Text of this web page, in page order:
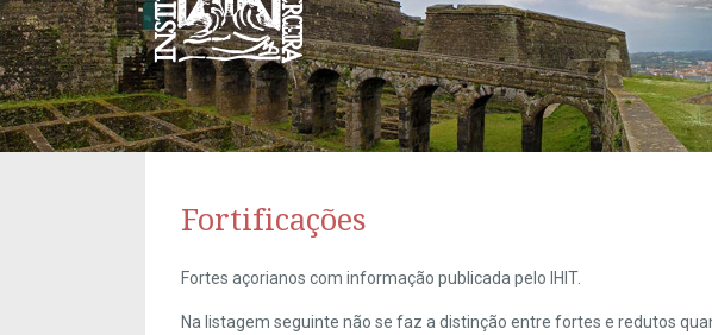
Fortificações
Fortes açorianos com informação publicada pelo IHIT.
Na listagem seguinte não se faz a distinção entre fortes e redutos